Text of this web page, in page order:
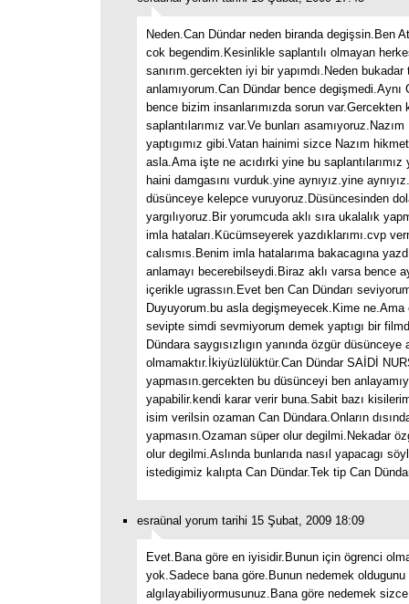
Neden.Can Dündar neden biranda degişsin.Ben
cok begendim.Kesinlikle saplantılı olmayan
sanırım.gercekten iyi bir yapımdı.Neden bukadar
anlamıyorum.Can Dündar bence degişmedi.Aynı
bence bizim insanlarımızda sorun var.Gercekten
saplantılarımız var.Ve bunları
yaptıgımız gibi.Vatan hainimi sizce Nazım
asla.Ama işte ne acıdırki yine bu
haini damgasını vurduk.yine aynıyız.yine
düsünceye kelepce vuruyoruz.Düsüncesinden
yargılıyoruz.Bir yorumcuda aklı sıra ukalalık
imla hataları.Kücümseyerek yazdıklarımı.cvp
calısmıs.Benim imla hatalarıma bakacagına
anlamayı becerebilseydi.Biraz aklı varsa bence
içerikle ugrassın.Evet ben Can Dündarı
Duyuyorum.bu asla degişmeyecek.Kime ne.Ama
sevipte simdi sevmiyorum demek yaptıgı bir
Dündara saygısızlıgın yanında özgür düsünceye
olmamaktır.İkiyüzlülüktür.Can Dündar SAİDİ
yapmasın.gercekten bu düsünceyi ben
yapabilir.kendi karar verir buna.Sabit bazı
isim verilsin ozaman Can Dündara.Onların
yapmasın.Ozaman süper olur degilmi.Nekadar
olur degilmi.Aslında bunlarıda nasıl yapacagı
istedigimiz kalıpta Can Dündar.Tek tip Can
esraünal yorum tarihi 15 Şubat, 2009 18:09
Evet.Bana göre en iyisidir.Bunun için ögrenci
yok.Sadece bana göre.Bunun nedemek oldugunu
algılayabiliyormusunuz.Bana göre nedemek